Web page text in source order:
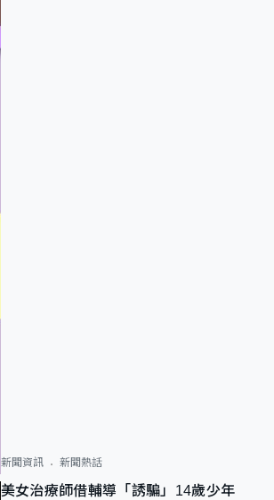
新聞資訊 新聞熱話
美女治療師借輔導「誘騙」14歲少年